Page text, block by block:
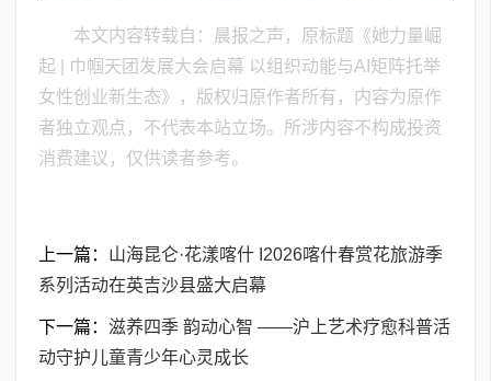
本文内容转载自：晨报之声，原标题《她力量崛
起 | 巾帼天团发展大会启幕 以组织动能与AI矩阵托举
女性创业新生态》，版权归原作者所有，内容为原作
者独立观点，不代表本站立场。所涉内容不构成投资
消费建议，仅供读者参考。
上一篇： 山海昆仑·花漾喀什 I2026喀什春赏花旅游季
系列活动在英吉沙县盛大启幕
下一篇： 滋养四季 韵动心智 ——沪上艺术疗愈科普活
动守护儿童青少年心灵成长